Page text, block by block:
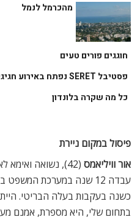
מהכרמל לנמל
חוגגים פורים טעים
פסטיבל SERET נפתח באירוע חגיגי
כל מה שקרה בלונדון
פיסול במקום ניירת
אור וויליאמס
עבדה 12 שנה במערכת
כשנה בעקבות בעלה הבריטי.
בתחום שלי, היא מספרת, אמנם